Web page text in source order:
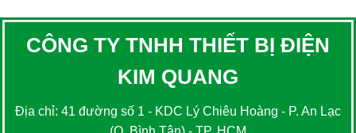
CÔNG TY TNHH THIẾT BỊ ĐIỆN
KIM QUANG
Địa chỉ: 41 đường số 1 - KDC Lý Chiêu Hoàng - P. An Lạc